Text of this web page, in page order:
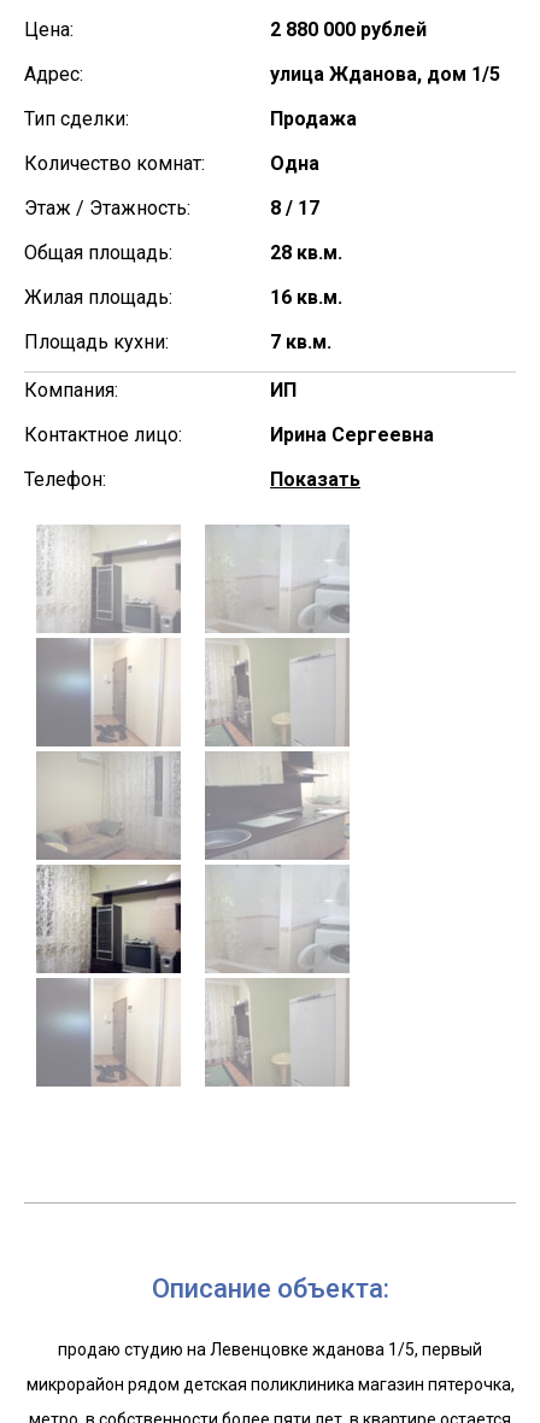
Цена:
2 880 000 рублей
Адрес:
улица Жданова, дом 1/5
Тип сделки:
Продажа
Количество комнат:
Одна
Этаж / Этажность:
8 / 17
Общая площадь:
28 кв.м.
Жилая площадь:
16 кв.м.
Площадь кухни:
7 кв.м.
Компания:
ИП
Контактное лицо:
Ирина Сергеевна
Телефон:
Показать
Описание объекта:
продаю студию на Левенцовке жданова 1/5, первый
микрорайон рядом детская поликлиника магазин пятерочка,